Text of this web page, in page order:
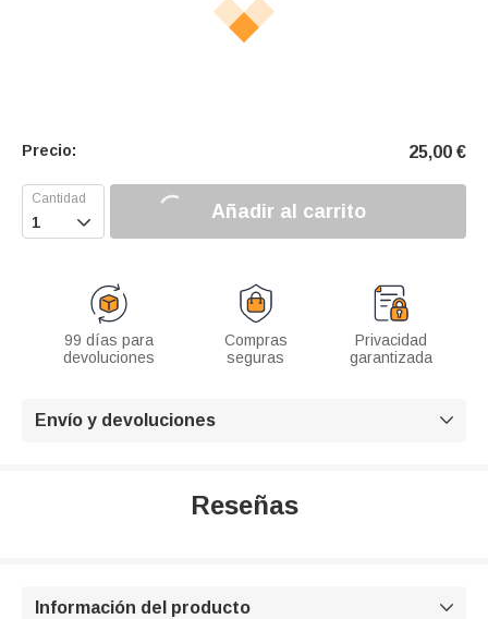
Precio: 25,00 €
 Añadir al carrito
99 días para
devoluciones
Compras
seguras
Privacidad
garantizada
Envío y devoluciones 
Reseñas
Información del producto 